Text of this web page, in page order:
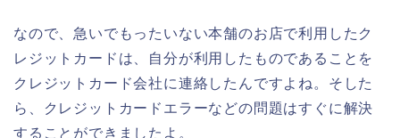
なので、急いでもったいない本舗のお店で利用したク
レジットカードは、自分が利用したものであることを
クレジットカード会社に連絡したんですよね。そした
ら、クレジットカードエラーなどの問題はすぐに解決
することができましたよ。